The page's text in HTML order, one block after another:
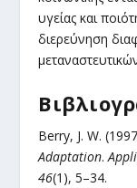
υγείας και
διερεύνηση
Berry, J. W.
Adaptation.
46(1), 5–34.